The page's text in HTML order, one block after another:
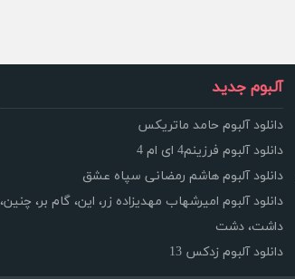
آلبوم جدید
دانلود آلبوم حامد ماتریکس
دانلود آلبوم فرزینم4 ای ام 4
دانلود آلبوم هاشم رمضانی سپاه عشق
دانلود آلبوم امیرشهاب مهدیزاده زر، این، گام بر، چنین،
داشت، دشت
دانلود آلبوم زدکس 13